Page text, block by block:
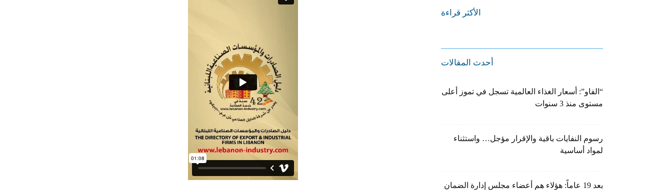
الأكثر قراءة
أحدث المقالات
“الفاو”: أسعار الغذاء العالمية تسجل في تموز أعلى
مستوى منذ 3 سنوات
رسوم النفايات باقية والإقرار مؤجل… واستثناء
لمواد أساسية
بعد 19 عاماً: هؤلاء هم أعضاء مجلس إدارة الضمان